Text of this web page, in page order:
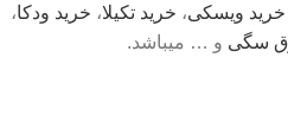
خرید ویسکی، خرید تکیلا، خرید ودکا،
سگی و … میباشد.